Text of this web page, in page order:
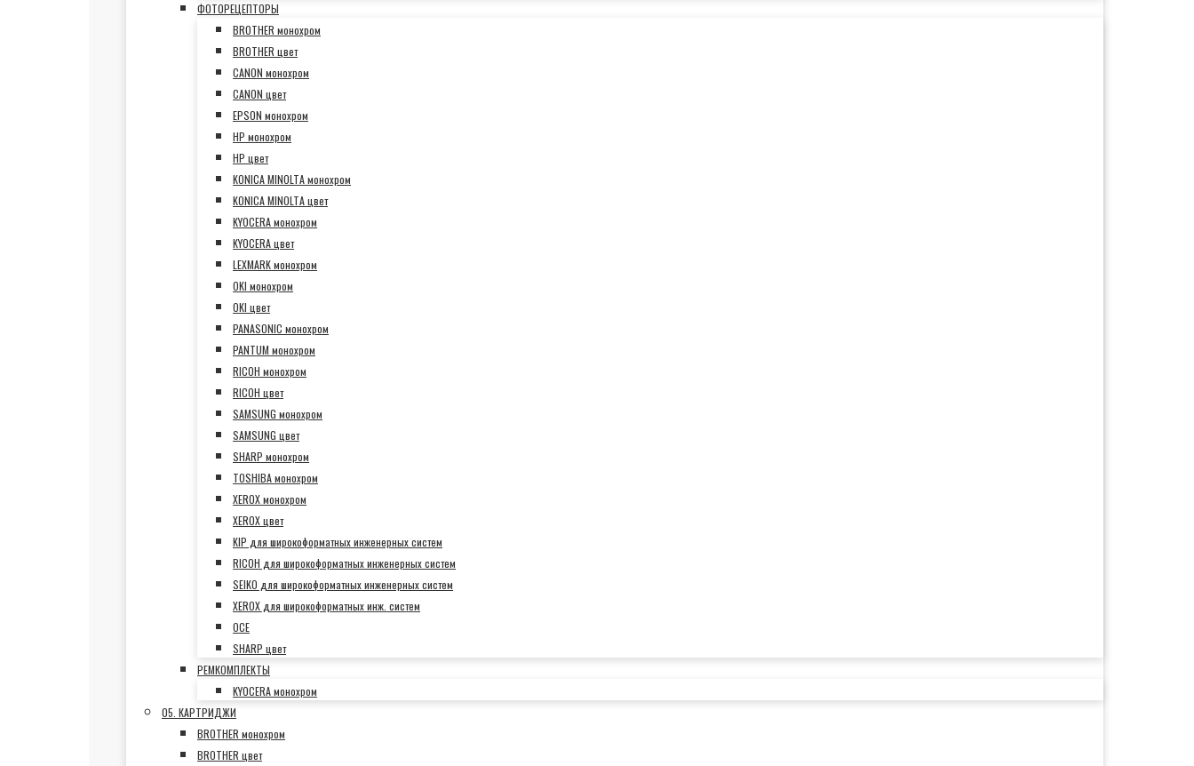
ФОТОРЕЦЕПТОРЫ
BROTHER монохром
BROTHER цвет
CANON монохром
CANON цвет
EPSON монохром
HP монохром
HP цвет
KONICA MINOLTA монохром
KONICA MINOLTA цвет
KYOCERA монохром
KYOCERA цвет
LEXMARK монохром
OKI монохром
OKI цвет
PANASONIC монохром
PANTUM монохром
RICOH монохром
RICOH цвет
SAMSUNG монохром
SAMSUNG цвет
SHARP монохром
TOSHIBA монохром
XEROX монохром
XEROX цвет
KIP для широкоформатных инженерных систем
RICOH для широкоформатных инженерных систем
SEIKO для широкоформатных инженерных систем
XEROX для широкоформатных инж. систем
OCE
SHARP цвет
РЕМКОМПЛЕКТЫ
KYOCERA монохром
05. КАРТРИДЖИ
BROTHER монохром
BROTHER цвет